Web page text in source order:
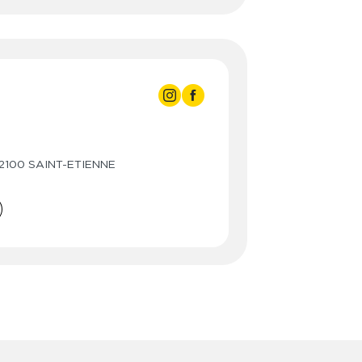
23:00
23:00
SAINT-ETIENNE